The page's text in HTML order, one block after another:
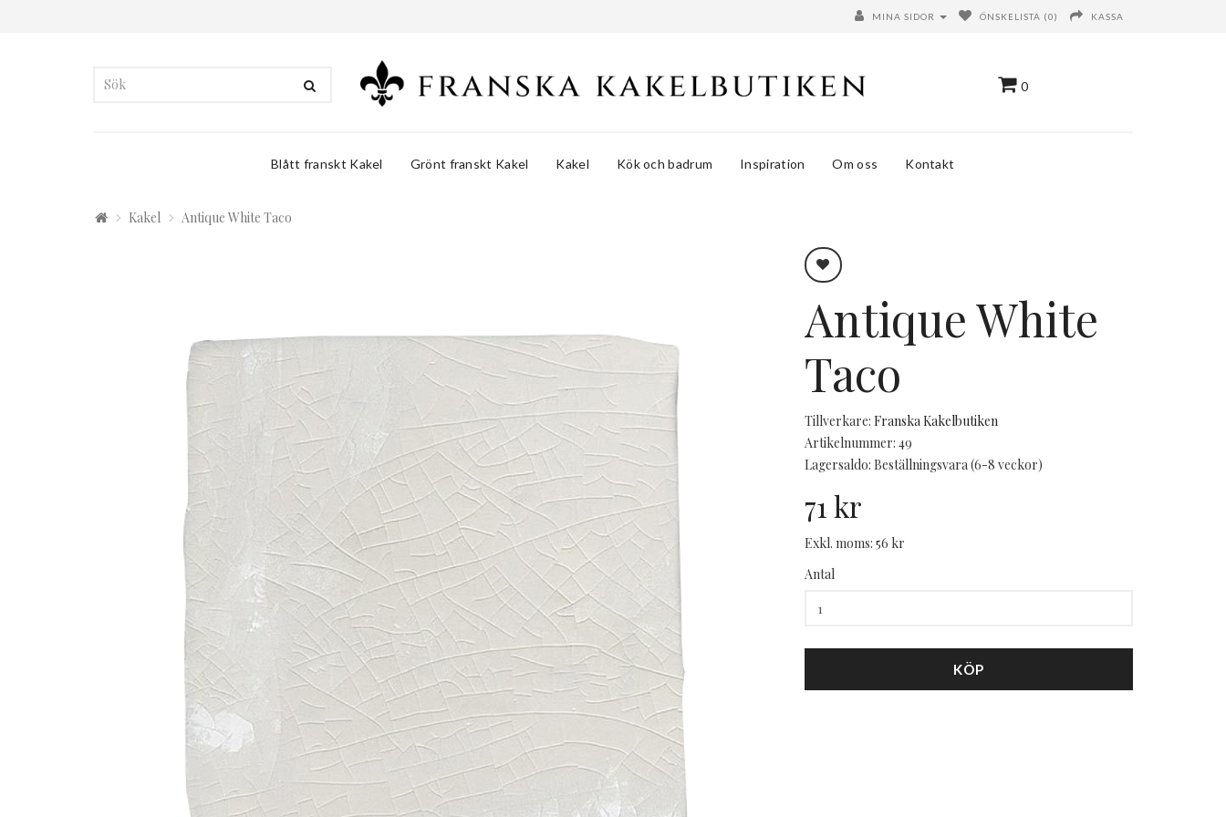
MINA SIDOR ÖNSKELISTA (0) KASSA
0
Blått franskt Kakel Grönt franskt Kakel Kakel Kök och badrum Inspiration Om oss Kontakt
Kakel Antique White Taco
Antique White
Taco
Tillverkare: Franska Kakelbutiken
Artikelnummer: 49
Lagersaldo: Beställningsvara (6-8 veckor)
71 kr
Exkl. moms: 56 kr
Antal
KÖP